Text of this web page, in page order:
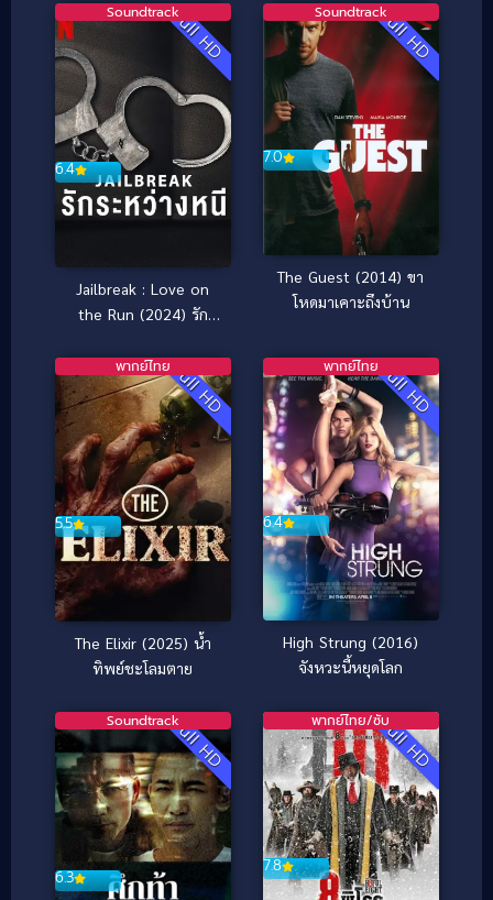
Full HD
6.4
Soundtrack
Jailbreak : Love on
the Run (2024) รัก
Full HD
7.0
Soundtrack
The Guest (2014) ขา
โหดมาเคาะถึงบ้าน
Full HD
5.5
พากย์ไทย
The Elixir (2025) น้ำ
ทิพย์ชะโลมตาย
Full HD
6.4
พากย์ไทย
High Strung (2016)
จังหวะนี้หยุดโลก
Full HD
6.3
Soundtrack Full HD
7.8
พากย์ไทย/ซับ